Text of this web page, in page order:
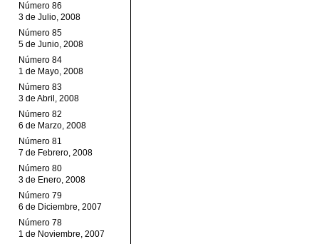
Número 86
3 de Julio, 2008
Número 85
5 de Junio, 2008
Número 84
1 de Mayo, 2008
Número 83
3 de Abril, 2008
Número 82
6 de Marzo, 2008
Número 81
7 de Febrero, 2008
Número 80
3 de Enero, 2008
Número 79
6 de Diciembre, 2007
Número 78
1 de Noviembre, 2007